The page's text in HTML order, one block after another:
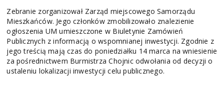
Zebranie zorganizował Zarząd miejscowego Samorządu
Mieszkańców. Jego członków zmobilizowało znalezienie
ogłoszenia UM umieszczone w Biuletynie Zamówień
Publicznych z informacją o wspomnianej inwestycji. Zgodnie z
jego treścią mają czas do poniedziałku 14 marca na wniesienie
za pośrednictwem Burmistrza Chojnic odwołania od decyzji o
ustaleniu lokalizacji inwestycji celu publicznego.